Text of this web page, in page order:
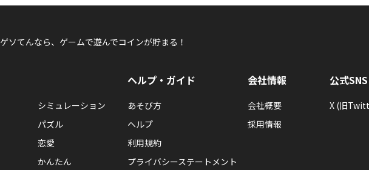
ゲソてんなら、ゲームで遊んでコインが貯まる！
シミュレーション
パズル
恋愛
かんたん
ヘルプ・ガイド
あそび方
ヘルプ
利用規約
プライバシーステートメント
会社情報
会社概要
採用情報
公式SNS
X (旧